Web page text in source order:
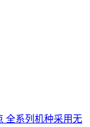
全系列机种采用无